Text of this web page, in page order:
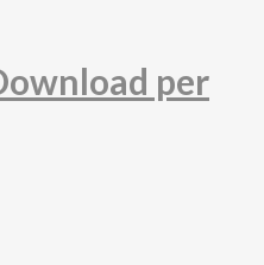
per